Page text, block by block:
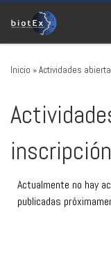
Saltar al contenido
Inicio »Actividades
inscripción
Actualmente no hay
publicadas